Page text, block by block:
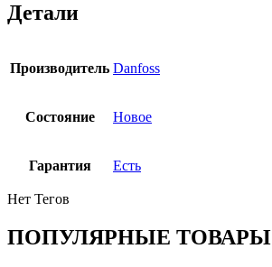
Детали
Производитель Danfoss
Состояние Новое
Гарантия Есть
Нет Тегов
ПОПУЛЯРНЫЕ ТОВАРЫ